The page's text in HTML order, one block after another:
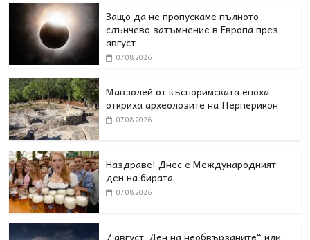
Защо да не пропускаме пълното
слънчево затъмнение в Европа през
август
07.08.2026
Мавзолей от късноримската епоха
откриха археолозите на Перперикон
07.08.2026
Наздраве! Днес е Международният
ден на бирата
07.08.2026
7 август: Ден на необвързаните“ или